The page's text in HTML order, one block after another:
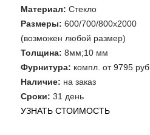
Материал: Стекло
Размеры: 600/700/800х2000
(возможен любой размер)
Толщина: 8мм;10 мм
Фурнитура: компл. от 9795 руб.
Наличие: на заказ
Сроки: 31 день
УЗНАТЬ СТОИМОСТЬ